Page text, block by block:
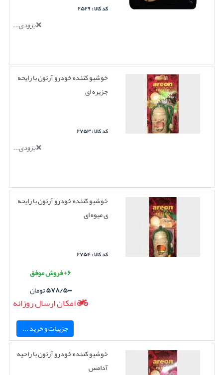
کد کالا : ۲۵۲۹
بزودی...
خوشبو کننده خودرو آرئون با رایحه
جزیره ای
کد کالا : ۲۷۵۳
بزودی...
خوشبو کننده خودرو آرئون با رایحه
ی میوه ای
کد کالا : ۲۷۵۴
۶+ فروش موفق
۵۷۸/۵۰۰تومان
امکان ارسال روزانه
جزییات و خرید ...
خوشبو کننده خودرو آرئون با راحیه
آدامس